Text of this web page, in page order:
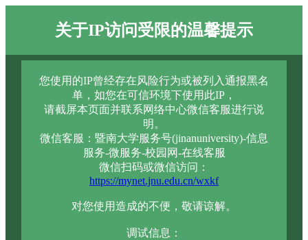
关于IP访问受限的温馨提示
您使用的IP曾经存在风险行为或被列入通报黑名
单，如您在可信环境下使用此IP，
请截屏本页面并联系网络中心微信客服进行说
明。
微信客服：暨南大学服务号(jinanuniversity)-信息
服务-微服务-校园网-在线客服
微信扫码或微信访问：
https://mynet.jnu.edu.cn/wxkf
对您使用造成的不便，敬请谅解。
调试信息：